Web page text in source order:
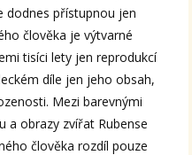
dodnes přístupnou jen
člověka je výtvarné
tisíci lety jen reprodukcí
díle jen jeho obsah,
Mezi barevnými
a obrazy zvířat Rubense
člověka rozdíl pouze